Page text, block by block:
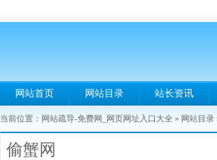
网站首页 网站目录 站长资讯
当前位置： 网站疏导-免费网_网页网址入口大全 » 网站目录
偷蟹网